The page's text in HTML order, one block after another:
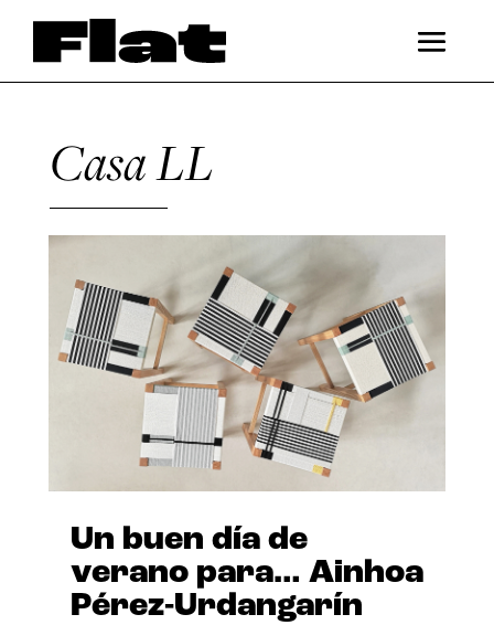
Casa LL
Un buen día de
verano para… Ainhoa
Pérez-Urdangarín